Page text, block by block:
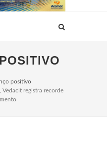
positivo
Vedacit registra recorde